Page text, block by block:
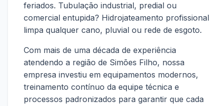
feriados. Tubulação industrial, predial ou
comercial entupida? Hidrojateamento profissional
limpa qualquer cano, pluvial ou rede de esgoto.
Com mais de uma década de experiência
atendendo a região de Simões Filho, nossa
empresa investiu em equipamentos modernos,
treinamento contínuo da equipe técnica e
processos padronizados para garantir que cada